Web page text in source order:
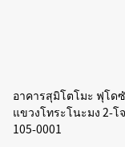
อาคารสุมิโตโมะ ฟุโด
แขวงโทระโนะมง 2-โ
105-0001